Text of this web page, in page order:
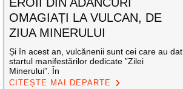
OMAGIAȚI LA VULCAN, DE
ZIUA MINERULUI
Și în acest an, vulcănenii sunt cei care au dat
startul manifestărilor dedicate ”Zilei
Minerului”. În
CITEȘTE MAI DEPARTE